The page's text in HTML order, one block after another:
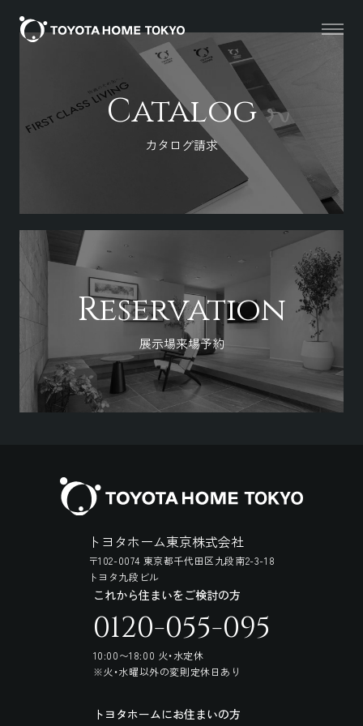
Catalog
カタログ請求
Reservation
展示場来場予約
トヨタホーム東京株式会社
〒102-0074 東京都千代田区九段南2-3-18
トヨタ九段ビル
これから住まいをご検討の方
0120-055-095
10:00〜18:00 火・水定休
※火・水曜以外の変則定休日あり
トヨタホームにお住まいの方